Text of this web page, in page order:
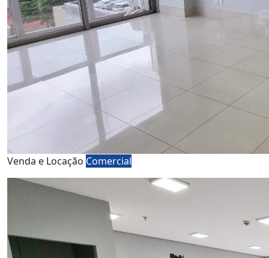
Venda e Locação Comercial